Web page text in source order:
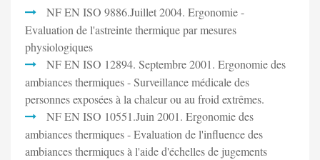
NF EN ISO 9886.Juillet 2004. Ergonomie -
Evaluation de l'astreinte thermique par mesures
physiologiques
NF EN ISO 12894. Septembre 2001. Ergonomie des
ambiances thermiques - Surveillance médicale des
personnes exposées à la chaleur ou au froid extrêmes.
NF EN ISO 10551.Juin 2001. Ergonomie des
ambiances thermiques - Evaluation de l'influence des
ambiances thermiques à l'aide d'échelles de jugements